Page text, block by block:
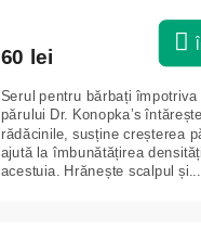
60 lei
Serul pentru bărbați împotriva
părului Dr. Konopka’s întărește
rădăcinile, susține creșterea
ajută la îmbunătățirea
acestuia. Hrănește scalpul și...